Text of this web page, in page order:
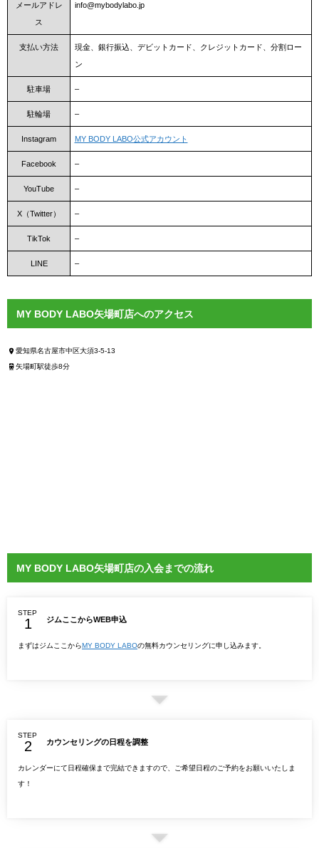
メールアドレ
ス
info@mybodylabo.jp
支払い方法
現金、銀行振込、デビットカード、クレジットカード、分割ロー
ン
駐車場 –
駐輪場 –
Instagram MY BODY LABO公式アカウント
Facebook –
YouTube –
X（Twitter） –
TikTok –
LINE –
MY BODY LABO矢場町店へのアクセス
愛知県名古屋市中区大須3-5-13
矢場町駅徒歩8分
MY BODY LABO矢場町店の入会までの流れ
STEP
ジムここからWEB申込
まずはジムここからMY BODY LABOの無料カウンセリングに申し込みます。
STEP
カウンセリングの日程を調整
カレンダーにて日程確保まで完結できますので、ご希望日程のご予約をお願いいたしま
す！